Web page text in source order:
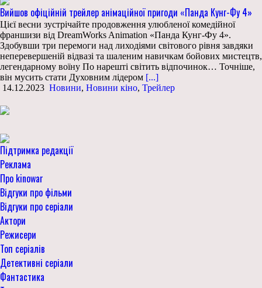
Вийшов офіційній трейлер анімаційної пригоди «Панда Кунг-Фу 4»
Цієї весни зустрічайте продовження улюбленої комедійної
франшизи від DreamWorks Animation «Панда Кунг-Фу 4».
Здобувши три перемоги над лиходіями світового рівня завдяки
неперевершеній відвазі та шаленим навичкам бойових мистецтв,
легендарному воїну По нарешті світить відпочинок… Точніше,
він мусить стати Духовним лідером [...]
14.12.2023 Новини, Новини кіно, Трейлер
Підтримка редакції
Реклама
Про kinowar
Відгуки про фільми
Відгуки про серіали
Актори
Режисери
Топ серіалів
Детективні серіали
Фантастика